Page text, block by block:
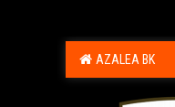
AZALEA BK